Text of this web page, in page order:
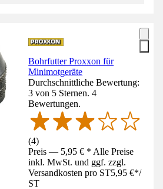
Bohrfutter Proxxon für
Minimotgeräte
Durchschnittliche Bewertung:
3 von 5 Sternen. 4
Bewertungen.
(4)
Preis — 5,95 € * Alle Preise
inkl. MwSt. und ggf. zzgl.
Versandkosten pro ST5,95 €*/
ST